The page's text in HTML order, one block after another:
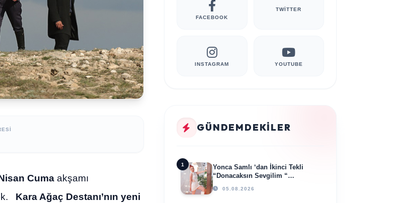
Cuma akşamı
Kara Ağaç Destanı’nın yeni
FACEBOOK
TWITTER
INSTAGRAM YOUTUBE
GÜNDEMDEKILER
1
Yonca Samlı ‘dan İkinci Tekli
“Donacaksın Sevgilim “
yayımlandı
05.08.2026